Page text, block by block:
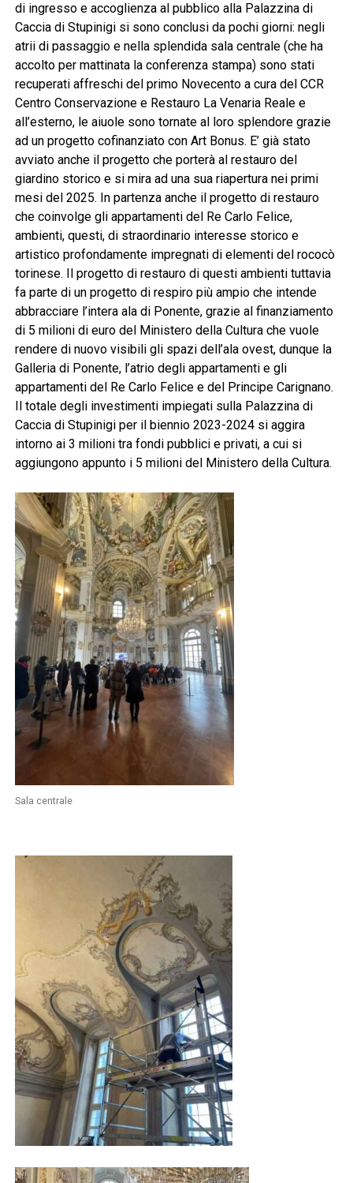
di ingresso e accoglienza al pubblico alla Palazzina di
Caccia di Stupinigi si sono conclusi da pochi giorni: negli
atrii di passaggio e nella splendida sala centrale (che ha
accolto per mattinata la conferenza stampa) sono stati
recuperati affreschi del primo Novecento a cura del CCR
Centro Conservazione e Restauro La Venaria Reale e
all’esterno, le aiuole sono tornate al loro splendore grazie
ad un progetto cofinanziato con Art Bonus. E’ già stato
avviato anche il progetto che porterà al restauro del
giardino storico e si mira ad una sua riapertura nei primi
mesi del 2025. In partenza anche il progetto di restauro
che coinvolge gli appartamenti del Re Carlo Felice,
ambienti, questi, di straordinario interesse storico e
artistico profondamente impregnati di elementi del rococò
torinese. Il progetto di restauro di questi ambienti tuttavia
fa parte di un progetto di respiro più ampio che intende
abbracciare l’intera ala di Ponente, grazie al finanziamento
di 5 milioni di euro del Ministero della Cultura che vuole
rendere di nuovo visibili gli spazi dell’ala ovest, dunque la
Galleria di Ponente, l’atrio degli appartamenti e gli
appartamenti del Re Carlo Felice e del Principe Carignano.
Il totale degli investimenti impiegati sulla Palazzina di
Caccia di Stupinigi per il biennio 2023-2024 si aggira
intorno ai 3 milioni tra fondi pubblici e privati, a cui si
aggiungono appunto i 5 milioni del Ministero della Cultura.
Sala centrale